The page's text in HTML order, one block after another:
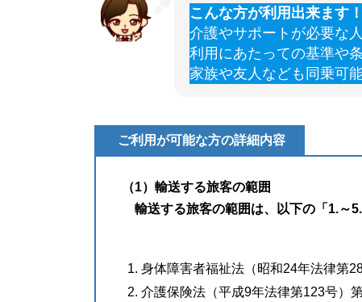
こんな方が利用出来ます！
介護やサポートが必要な
利用にあたっての基準や
家族や友人なども同乗可
ご利用が可能な方の詳細内容
（1）輸送する旅客の範囲
輸送する旅客の範囲は、以下の「1.～
身体障害者福祉法（昭和24年法律第
介護保険法（平成9年法律第123号）